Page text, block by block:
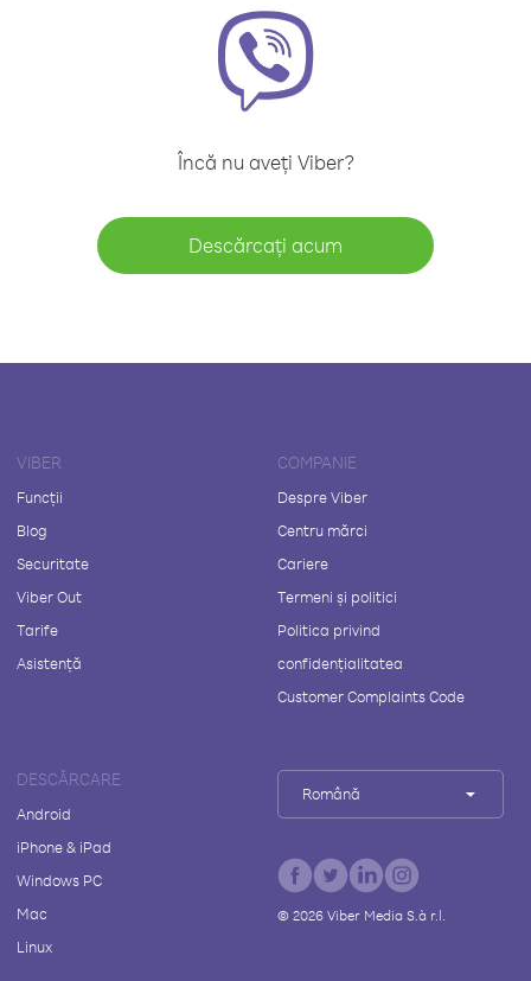
Încă nu aveți Viber?
Descărcați acum
VIBER
Funcții
Blog
Securitate
Viber Out
Tarife
Asistență
COMPANIE
Despre Viber
Centru mărci
Cariere
Termeni și politici
Politica privind
confidențialitatea
Customer Complaints Code
DESCĂRCARE
Android
iPhone & iPad
Windows PC
Mac
Linux
Română
© 2026Viber Media S.à r.l.